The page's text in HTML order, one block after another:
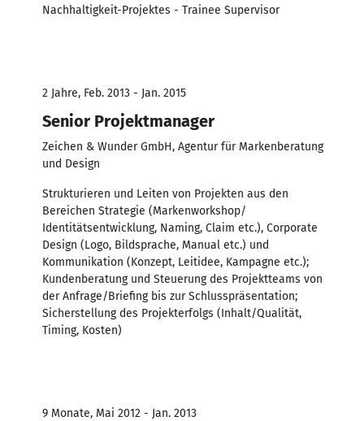
Nachhaltigkeit-Projektes - Trainee Supervisor
2 Jahre, Feb. 2013 - Jan. 2015
Senior Projektmanager
Zeichen & Wunder GmbH, Agentur für Markenberatung
und Design
Strukturieren und Leiten von Projekten aus den
Bereichen Strategie (Markenworkshop/
Identitätsentwicklung, Naming, Claim etc.), Corporate
Design (Logo, Bildsprache, Manual etc.) und
Kommunikation (Konzept, Leitidee, Kampagne etc.);
Kundenberatung und Steuerung des Projektteams von
der Anfrage/Briefing bis zur Schlusspräsentation;
Sicherstellung des Projekterfolgs (Inhalt/Qualität,
Timing, Kosten)
9 Monate, Mai 2012 - Jan. 2013